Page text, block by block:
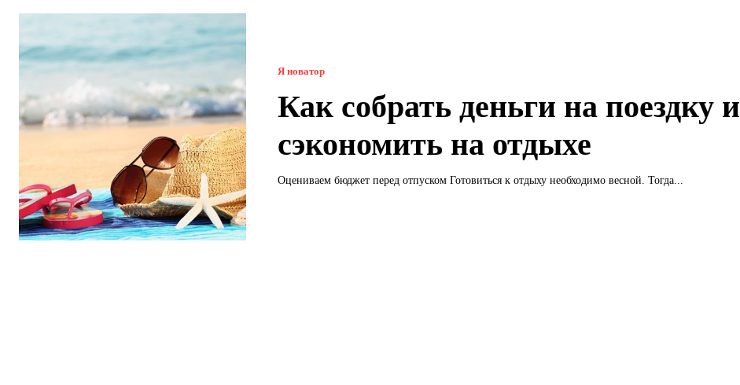
Я новатор
Как собрать деньги на поездку и
сэкономить на отдыхе
Оцениваем бюджет перед отпуском Готовиться к отдыху необходимо весной. Тогда...